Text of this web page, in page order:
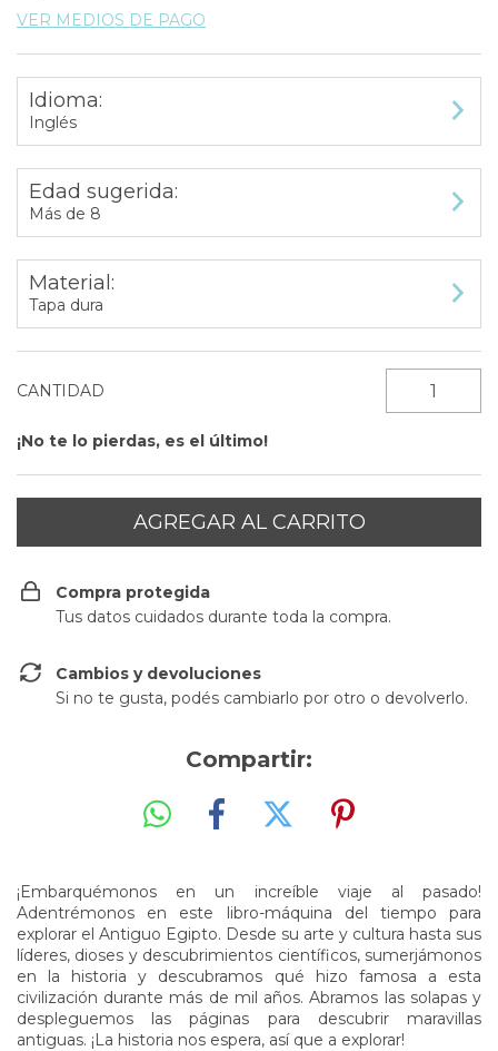
VER MEDIOS DE PAGO
Idioma:
Inglés
Edad sugerida:
Más de 8
Material:
Tapa dura
CANTIDAD
¡No te lo pierdas, es el último!
Compra protegida
Tus datos cuidados durante toda la compra.
Cambios y devoluciones
Si no te gusta, podés cambiarlo por otro o devolverlo.
Compartir:
¡Embarquémonos en un increíble viaje al pasado!
Adentrémonos en este libro-máquina del tiempo para
explorar el Antiguo Egipto. Desde su arte y cultura hasta sus
líderes, dioses y descubrimientos científicos, sumerjámonos
en la historia y descubramos qué hizo famosa a esta
civilización durante más de mil años. Abramos las solapas y
despleguemos las páginas para descubrir maravillas
antiguas. ¡La historia nos espera, así que a explorar!